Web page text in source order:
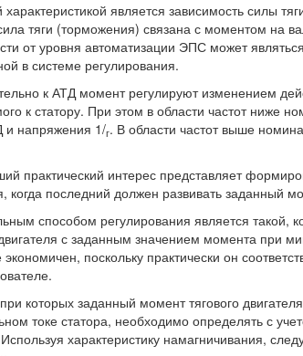
является зависимость силы
тяги (торможения) связана с моментом на
от уровня автоматизации ЭПС может
в системе регулирования.
к АТД момент регулируют изменением
к статору. При этом в области частот ниже
и напряжения 1/г. В области частот выше
практический интерес представляет
когда последний должен развивать заданный
способом регулирования является такой,
с заданным значением момента при
поскольку практически он
которых заданный момент тягового
токе статора, необходимо определять с
характеристику намагничивания,